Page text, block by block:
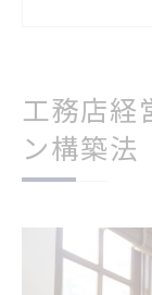
新たな収
工務
多角
工務
ト
工務店経
ン構築法